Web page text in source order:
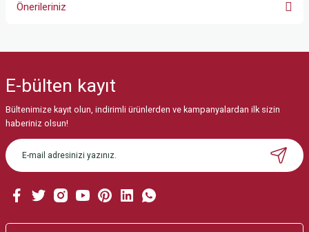
Önerileriniz
Görüş ve önerileriniz için teşekkür ederiz.
Ürün resmi kalitesiz, bozuk veya görüntülenemiyor.
Ürün açıklamasında eksik bilgiler bulunuyor.
Ürün bilgilerinde hatalar bulunuyor.
Bu ürüne benzer farklı alternatifler olmalı.
E-bülten kayıt
Bültenimize kayıt olun, indirimli ürünlerden ve kampanyalardan ilk sizin
haberiniz olsun!